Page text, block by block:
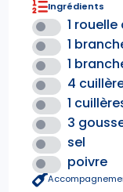
Ingrédients
1 rouelle
1
1
4
1
3
sel
poivre